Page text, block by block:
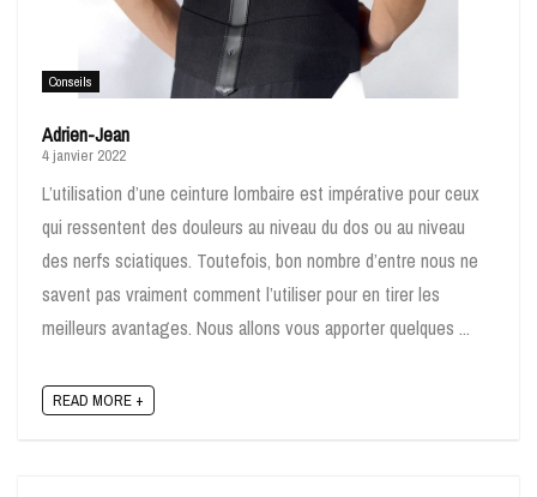
Conseils
Adrien-Jean
4 janvier 2022
L’utilisation d’une ceinture lombaire est impérative pour ceux
qui ressentent des douleurs au niveau du dos ou au niveau
des nerfs sciatiques. Toutefois, bon nombre d’entre nous ne
savent pas vraiment comment l’utiliser pour en tirer les
meilleurs avantages. Nous allons vous apporter quelques ...
READ MORE +